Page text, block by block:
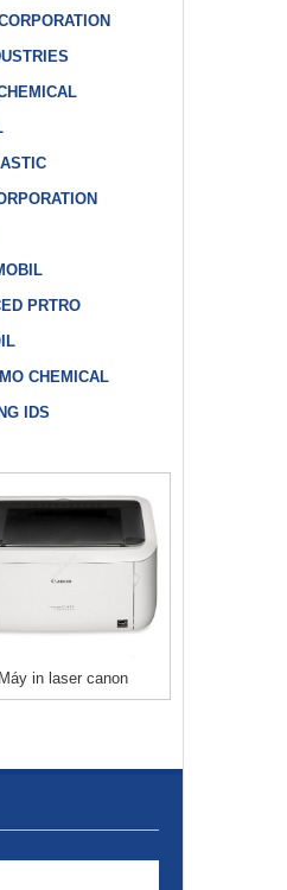
PRTRO
CHEMICAL
IDS
Máy in laser canon